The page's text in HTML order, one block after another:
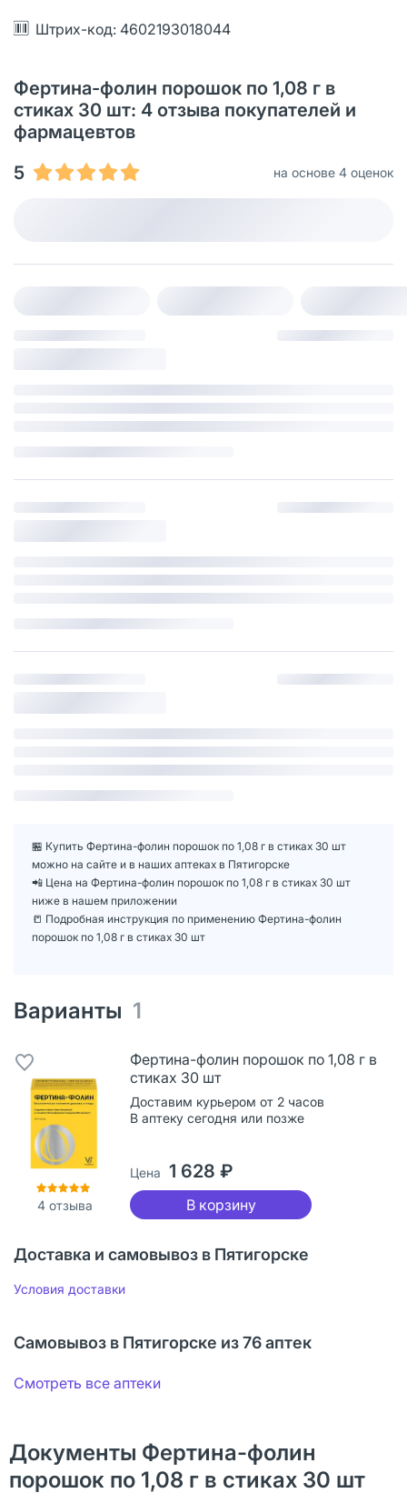
Штрих-код: 4602193018044
Фертина-фолин порошок по 1,08 г в
стиках 30 шт: 4 отзыва покупателей и
фармацевтов
5
на основе 4 оценок
🏪 Купить Фертина-фолин порошок по 1,08 г в стиках 30 шт
можно на сайте и в наших аптеках в Пятигорске
📲 Цена на Фертина-фолин порошок по 1,08 г в стиках 30 шт
ниже в нашем приложении
📒 Подробная инструкция по применению Фертина-фолин
порошок по 1,08 г в стиках 30 шт
Варианты 1
4отзыва
Фертина-фолин порошок по 1,08 г в
стиках 30 шт
Доставим курьером от 2 часов
В аптеку сегодня или позже
Цена 1 628 ₽
В корзину
Доставка и самовывоз в Пятигорске
Условия доставки
Самовывоз в Пятигорске из 76 аптек
Смотреть все аптеки
Документы Фертина-фолин
порошок по 1,08 г в стиках 30 шт